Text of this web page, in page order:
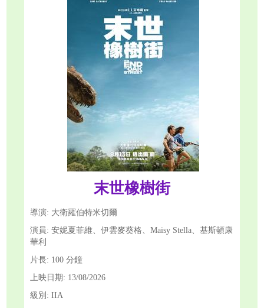
末世橡樹街
導演: 大衛羅伯特米切爾
演員: 安妮夏菲維、伊雲麥葵格、Maisy Stella、基斯頓康
華利
片長: 100 分鐘
上映日期: 13/08/2026
級別: IIA